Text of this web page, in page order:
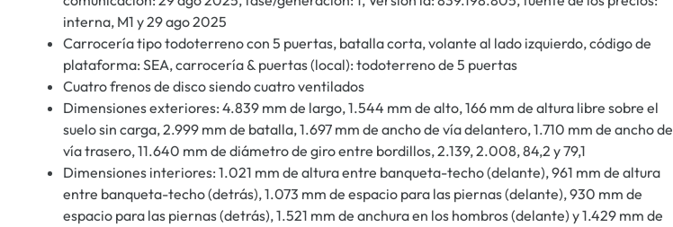
interna, M1 y 29 ago 2025
Carrocería tipo todoterreno con 5 puertas, batalla corta, volante al lado izquierdo, código de
plataforma: SEA, carrocería & puertas (local): todoterreno de 5 puertas
Cuatro frenos de disco siendo cuatro ventilados
Dimensiones exteriores: 4.839 mm de largo, 1.544 mm de alto, 166 mm de altura libre sobre el
suelo sin carga, 2.999 mm de batalla, 1.697 mm de ancho de vía delantero, 1.710 mm de ancho de
vía trasero, 11.640 mm de diámetro de giro entre bordillos, 2.139, 2.008, 84,2 y 79,1
Dimensiones interiores: 1.021 mm de altura entre banqueta-techo (delante), 961 mm de altura
entre banqueta-techo (detrás), 1.073 mm de espacio para las piernas (delante), 930 mm de
espacio para las piernas (detrás), 1.521 mm de anchura en los hombros (delante) y 1.429 mm de